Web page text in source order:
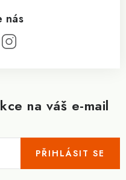
na váš e-mail
PŘIHLÁSIT SE